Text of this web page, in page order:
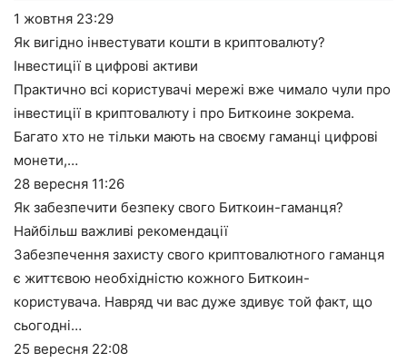
1 жовтня 23:29
Як вигідно інвестувати кошти в криптовалюту?
Інвестиції в цифрові активи
Практично всі користувачі мережі вже чимало чули про
інвестиції в криптовалюту і про Биткоине зокрема.
Багато хто не тільки мають на своєму гаманці цифрові
монети,…
28 вересня 11:26
Як забезпечити безпеку свого Биткоин-гаманця?
Найбільш важливі рекомендації
Забезпечення захисту свого криптовалютного гаманця
є життєвою необхідністю кожного Биткоин-
користувача. Навряд чи вас дуже здивує той факт, що
сьогодні…
25 вересня 22:08